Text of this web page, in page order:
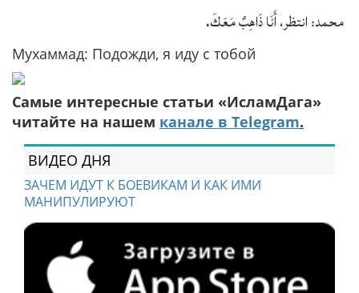
محمد: انتظر، أَنَا ذَاهِبٌ مَعَكَ.
Мухаммад: Подожди, я иду с тобой
Самые интересные статьи «ИсламДага»
читайте на нашем канале в Telegram.
ВИДЕО ДНЯ
ЗАЧЕМ ИДУТ К БОЕВИКАМ И КАК ИМИ
МАНИПУЛИРУЮТ